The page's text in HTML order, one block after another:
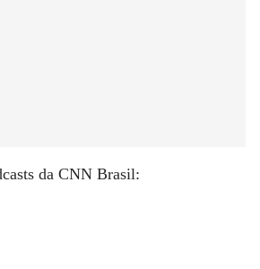
da CNN Brasil: